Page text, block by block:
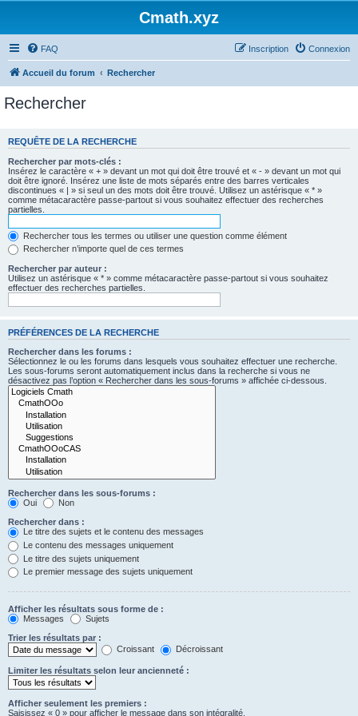
Cmath.xyz
FAQ Connexion
Inscription
Accueil du forum Rechercher
Rechercher
REQUÊTE DE LA RECHERCHE
Rechercher par mots-clés :
Insérez le caractère « + » devant un mot qui doit être trouvé et « - » devant un mot qui
doit être ignoré. Insérez une liste de mots séparés entre des barres verticales
discontinues « | » si seul un des mots doit être trouvé. Utilisez un astérisque « * »
comme métacaractère passe-partout si vous souhaitez effectuer des recherches
partielles.
Rechercher tous les termes ou utiliser une question comme élément
Rechercher n’importe quel de ces termes
Rechercher par auteur :
Utilisez un astérisque « * » comme métacaractère passe-partout si vous souhaitez
effectuer des recherches partielles.
PRÉFÉRENCES DE LA RECHERCHE
Rechercher dans les forums :
Sélectionnez le ou les forums dans lesquels vous souhaitez effectuer une recherche.
Les sous-forums seront automatiquement inclus dans la recherche si vous ne
désactivez pas l’option « Rechercher dans les sous-forums » affichée ci-dessous.
Rechercher dans les sous-forums :
Oui
Non
Rechercher dans :
Le titre des sujets et le contenu des messages
Le contenu des messages uniquement
Le titre des sujets uniquement
Le premier message des sujets uniquement
Afficher les résultats sous forme de :
Messages
Sujets
Trier les résultats par :
Croissant
Décroissant
Limiter les résultats selon leur ancienneté :
Afficher seulement les premiers :
Saisissez « 0 » pour afficher le message dans son intégralité.